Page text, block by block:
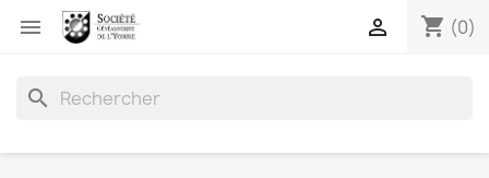
 shopping_cart (0)

search